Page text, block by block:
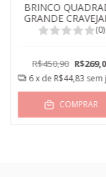
BRINCO
GRANDE
(0)
R$450,90
6x de R$44,83 sem
COMPRAR